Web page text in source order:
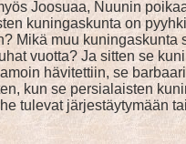
Joosuaa, Nuunin
kuningaskunta on
Mikä muu
vuotta? Ja sitten se
hävitettiin, se
kun se persialaisten
tulevat järjestäytymään